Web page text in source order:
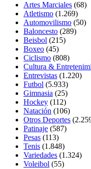
Artes Marciales (68)
Atletismo (1.269)
Automovilismo (50)
Baloncesto (289)
Beisbol (215)
Boxeo (45)
Ciclismo (808)
Cultura &
Entrevistas (1.220)
Futbol (5.933)
Gimnasia (25)
Hockey (112)
Natación (106)
Otros Deportes
Patinaje (587)
Pesas (113)
Tenis (1.848)
Variedades (1.324)
Voleibol (55)